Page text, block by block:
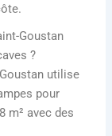
Goustan
?
utilise
pour
m² avec des